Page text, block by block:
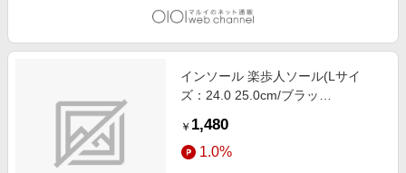
インソール 楽歩人ソール(Lサイ
ズ：24.0 25.0cm/ブラッ
￥ 1,480
1.0%